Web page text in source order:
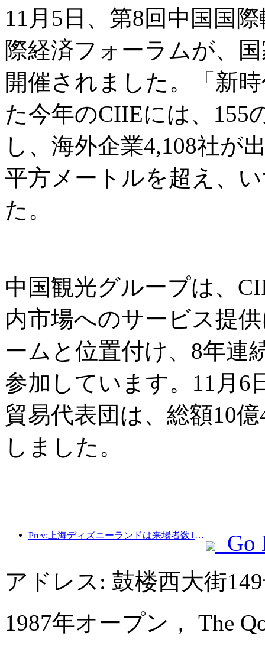
11月5日、第8回中国国
際経済フォーラムが、
開催されました。「新
た今年のCIIEには、155
し、海外企業4,108社が
平方メートルを超え、
た。
中国観光グループは、
内市場へのサービス提
ームと位置付け、8年連
参加しています。11月6
貿易代表団は、総額10
しました。
Prev:上海ディズニーランドは来場者数1億人を突破し、4つ目のテーマホテルをオープンして拡張される予定。
Go
アドレス: 鼓楼西大街
1987年オープン， The